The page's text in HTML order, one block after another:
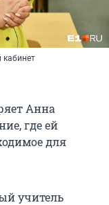
кабинет
Анна
где ей
для
учитель